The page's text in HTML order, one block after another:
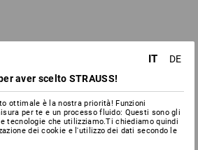
IT
DE
aver scelto STRAUSS!
ottimale è la nostra priorità! Funzioni
per te e un processo fluido: Questi sono gli
tecnologie che utilizziamo.Ti chiediamo quindi
dei cookie e l'utilizzo dei dati secondo le